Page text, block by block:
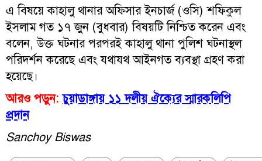
এ বিষয়ে কাহালু থানার অফিসার ইনচার্জ (ওসি) শফিকুল
ইসলাম গত ১৭ জুন (বুধবার) বিষয়টি নিশ্চিত করেন এবং
বলেন, উক্ত ঘটনার পরপরই কাহালু থানা পুলিশ ঘটনাস্থল
পরিদর্শন করেছে এবং যথাযথ আইনগত ব্যবস্থা গ্রহণ করা
হয়েছে।
আরও পড়ুন: চুয়াডাঙ্গায় ১১ দলীয় ঐক্যের স্মারকলিপি
প্রদান
Sanchoy Biswas